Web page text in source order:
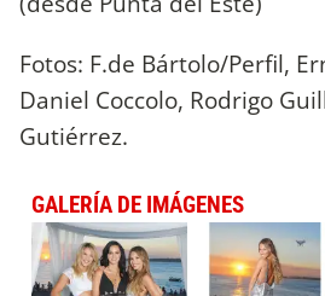
Fotos: F.de Bártolo/Perfil,
Daniel Coccolo, Rodrigo
Gutiérrez.
GALERÍA DE IMÁGENES